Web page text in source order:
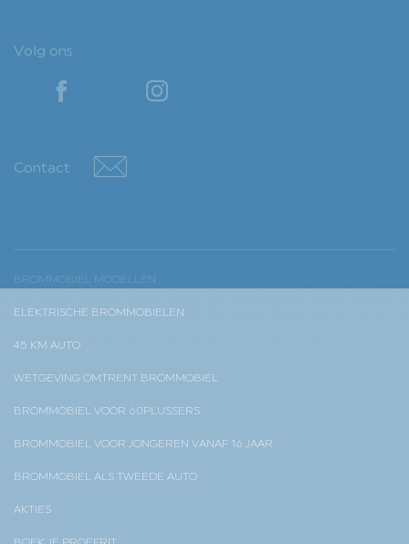
Volg ons
YouTube YouTube
Contact
BROMMOBIEL MODELLEN
ELEKTRISCHE BROMMOBIELEN
45 KM AUTO
WETGEVING OMTRENT BROMMOBIEL
BROMMOBIEL VOOR 60PLUSSERS
BROMMOBIEL VOOR JONGEREN VANAF 16 JAAR
BROMMOBIEL ALS TWEEDE AUTO
AKTIES